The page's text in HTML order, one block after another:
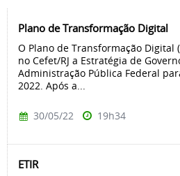
Plano de Transformação Digital
O Plano de Transformação Digital
no Cefet/RJ a Estratégia de
Administração Pública Federal
2022. Após a...
30/05/22 19h34
ETIR